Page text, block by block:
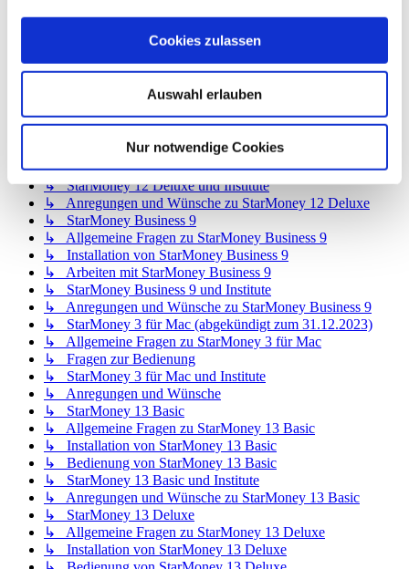
Cookies zulassen
Auswahl erlauben
Nur notwendige Cookies
↳ Installation von StarMoney 12 Basic
↳ Bedienung von StarMoney 12 Basic
↳ Anregungen und Wünsche zu StarMoney 12 Basic
↳ StarMoney 12 Deluxe
↳ Installation von StarMoney 12 Deluxe
↳ Bedienung von StarMoney 12 Deluxe
↳ StarMoney 12 Deluxe und Institute
↳ Anregungen und Wünsche zu StarMoney 12 Deluxe
↳ StarMoney Business 9
↳ Allgemeine Fragen zu StarMoney Business 9
↳ Installation von StarMoney Business 9
↳ Arbeiten mit StarMoney Business 9
↳ StarMoney Business 9 und Institute
↳ Anregungen und Wünsche zu StarMoney Business 9
↳ StarMoney 3 für Mac (abgekündigt zum 31.12.2023)
↳ Allgemeine Fragen zu StarMoney 3 für Mac
↳ Fragen zur Bedienung
↳ StarMoney 3 für Mac und Institute
↳ Anregungen und Wünsche
↳ StarMoney 13 Basic
↳ Allgemeine Fragen zu StarMoney 13 Basic
↳ Installation von StarMoney 13 Basic
↳ Bedienung von StarMoney 13 Basic
↳ StarMoney 13 Basic und Institute
↳ Anregungen und Wünsche zu StarMoney 13 Basic
↳ StarMoney 13 Deluxe
↳ Allgemeine Fragen zu StarMoney 13 Deluxe
↳ Installation von StarMoney 13 Deluxe